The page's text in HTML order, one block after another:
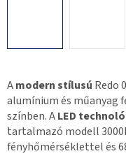
Amodern stílusú Redo
alumínium és műanyag
színben. ALED
tartalmazó modell
fényhőmérséklettel és